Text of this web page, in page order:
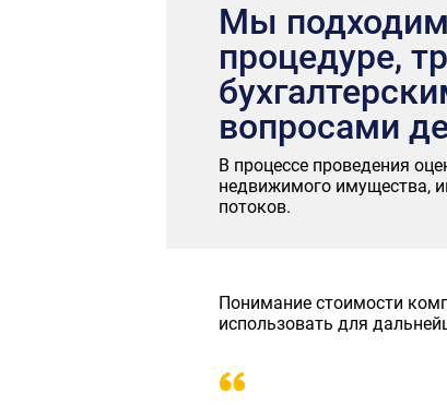
Мы подходим
процедуре,
вопросами
В процессе проведения
недвижимого имущества,
потоков.
Понимание стоимости
использовать для